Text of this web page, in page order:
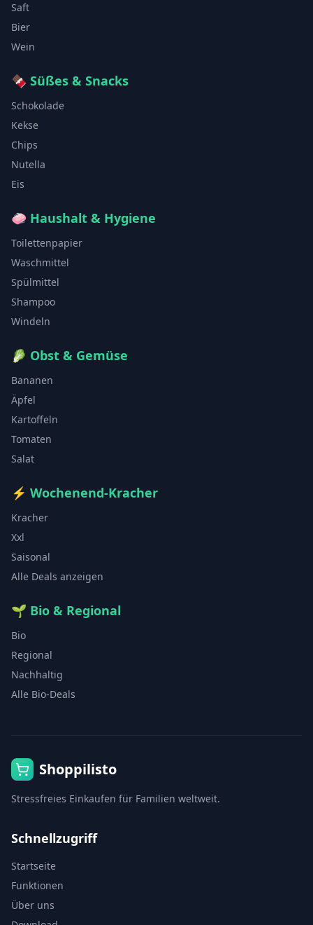
Saft
Bier
Wein
🍫 Süßes & Snacks
Schokolade
Kekse
Chips
Nutella
Eis
🧼 Haushalt & Hygiene
Toilettenpapier
Waschmittel
Spülmittel
Shampoo
Windeln
🥬 Obst & Gemüse
Bananen
Äpfel
Kartoffeln
Tomaten
Salat
⚡ Wochenend-Kracher
Kracher
Xxl
Saisonal
Alle Deals anzeigen
🌱 Bio & Regional
Bio
Regional
Nachhaltig
Alle Bio-Deals
Shoppilisto
Stressfreies Einkaufen für Familien weltweit.
Schnellzugriff
Startseite
Funktionen
Über uns